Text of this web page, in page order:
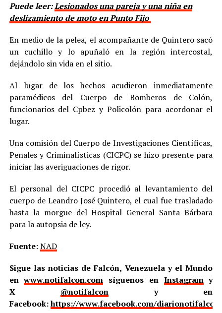
Puede leer:Lesionados una pareja y una niña en
deslizamiento de moto en Punto Fijo
En medio de la pelea, el acompañante de Quintero sacó
un cuchillo y lo apuñaló en la región intercostal,
dejándolo sin vida en el sitio.
​Al lugar de los hechos acudieron inmediatamente
paramédicos del Cuerpo de Bomberos de Colón,
funcionarios del Cpbez y Policolón para acordonar el
lugar.
​Una comisión del Cuerpo de Investigaciones Científicas,
Penales y Criminalísticas (CICPC) se hizo presente para
iniciar las averiguaciones de rigor.
​El personal del CICPC procedió al levantamiento del
cuerpo de Leandro José Quintero, el cual fue trasladado
hasta la morgue del Hospital General Santa Bárbara
para la autopsia de ley.
Fuente: NAD
Sigue las noticias de Falcón, Venezuela y el Mundo
enwww.notifalcon.com síguenos en Instagramy
X @notifalcon y en
Facebook:https://www.facebook.com/